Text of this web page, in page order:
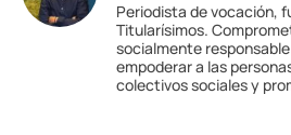
Periodista de vocación,
Titularísimos.
socialmente
empoderar a las
colectivos sociales y